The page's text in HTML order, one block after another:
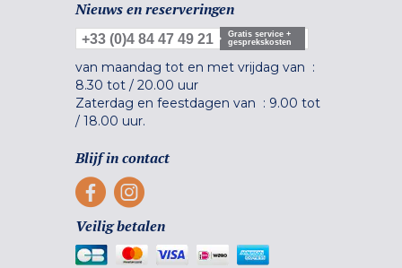
Nieuws en reserveringen
+33 (0)4 84 47 49 21
Gratis service +
gesprekskosten
van maandag tot en met vrijdag van :
8.30 tot / 20.00 uur
Zaterdag en feestdagen van : 9.00 tot
/ 18.00 uur.
Blijf in contact
Veilig betalen